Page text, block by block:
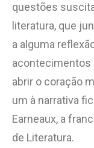
questões
literatura, que
a alguma
acontecimentos
abrir o coração
um à narrativa
Earneaux, a
de Literatura.